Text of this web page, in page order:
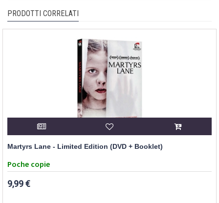
PRODOTTI CORRELATI
Martyrs Lane - Limited Edition (DVD + Booklet)
Poche copie
9,99 €